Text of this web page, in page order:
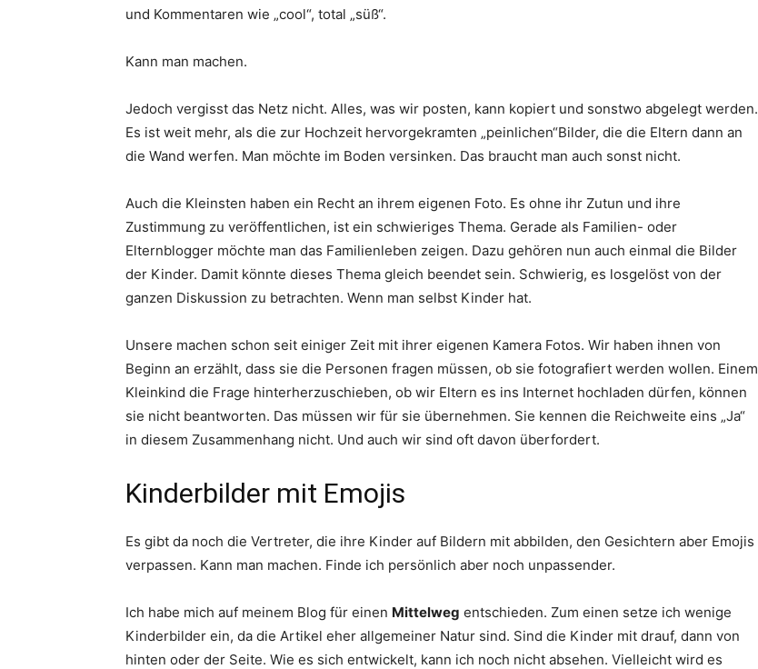
und Kommentaren wie „cool“, total „süß“.
Kann man machen.
Jedoch vergisst das Netz nicht. Alles, was wir posten, kann kopiert und sonstwo abgelegt werden.
Es ist weit mehr, als die zur Hochzeit hervorgekramten „peinlichen“Bilder, die die Eltern dann an
die Wand werfen. Man möchte im Boden versinken. Das braucht man auch sonst nicht.
Auch die Kleinsten haben ein Recht an ihrem eigenen Foto. Es ohne ihr Zutun und ihre
Zustimmung zu veröffentlichen, ist ein schwieriges Thema. Gerade als Familien- oder
Elternblogger möchte man das Familienleben zeigen. Dazu gehören nun auch einmal die Bilder
der Kinder. Damit könnte dieses Thema gleich beendet sein. Schwierig, es losgelöst von der
ganzen Diskussion zu betrachten. Wenn man selbst Kinder hat.
Unsere machen schon seit einiger Zeit mit ihrer eigenen Kamera Fotos. Wir haben ihnen von
Beginn an erzählt, dass sie die Personen fragen müssen, ob sie fotografiert werden wollen. Einem
Kleinkind die Frage hinterherzuschieben, ob wir Eltern es ins Internet hochladen dürfen, können
sie nicht beantworten. Das müssen wir für sie übernehmen. Sie kennen die Reichweite eins „Ja“
in diesem Zusammenhang nicht. Und auch wir sind oft davon überfordert.
Kinderbilder mit Emojis
Es gibt da noch die Vertreter, die ihre Kinder auf Bildern mit abbilden, den Gesichtern aber Emojis
verpassen. Kann man machen. Finde ich persönlich aber noch unpassender.
Ich habe mich auf meinem Blog für einen Mittelweg entschieden. Zum einen setze ich wenige
Kinderbilder ein, da die Artikel eher allgemeiner Natur sind. Sind die Kinder mit drauf, dann von
hinten oder der Seite. Wie es sich entwickelt, kann ich noch nicht absehen. Vielleicht wird es